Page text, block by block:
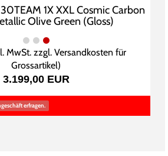
1X XXL Cosmic Carbon
Olive Green (Gloss)
MwSt. zzgl. Versandkosten für
Grossartikel)
3.199,00 EUR
erfragen.